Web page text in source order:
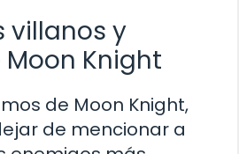
villanos y
Knight
de Moon Knight,
de mencionar a